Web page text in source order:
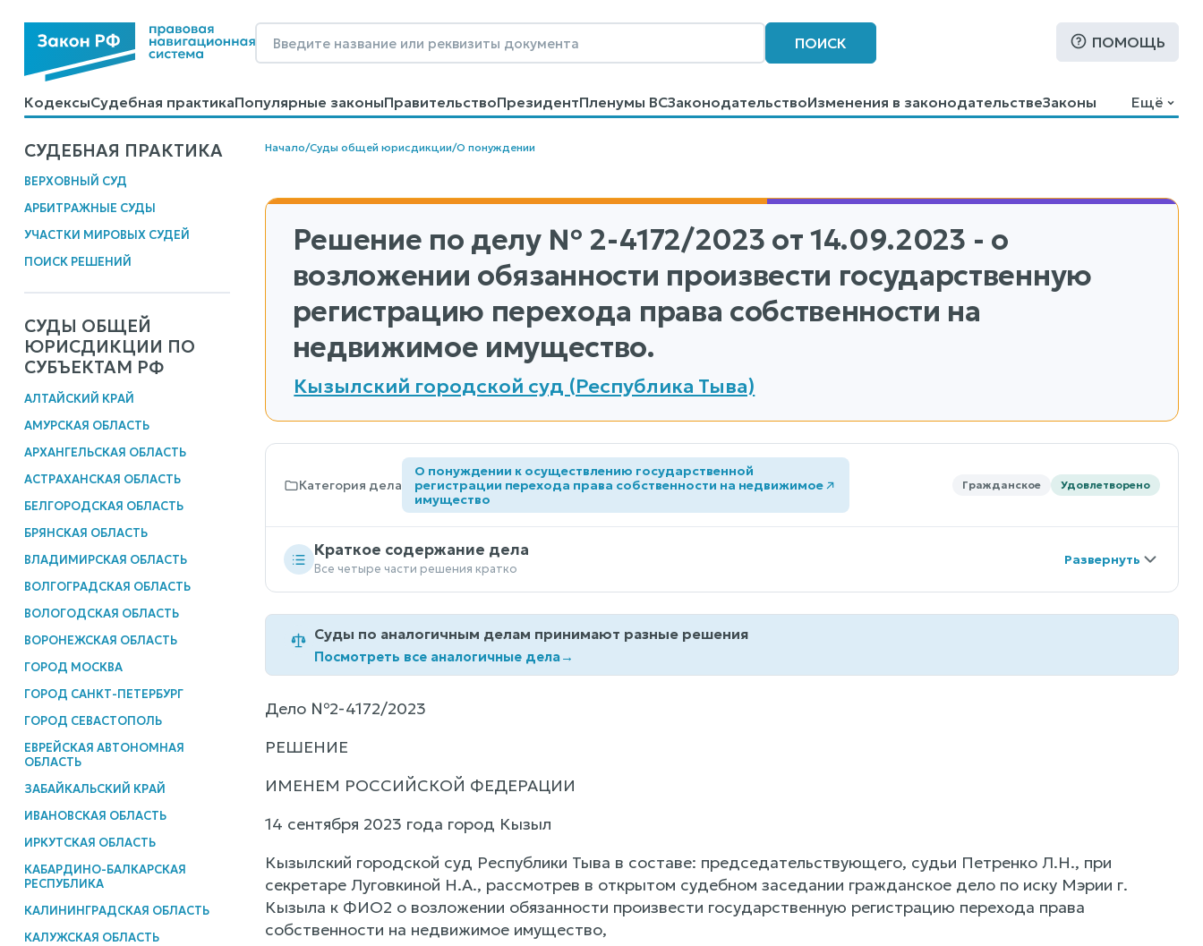
ПОИСК ПОМОЩЬ
КодексыСудебная практикаПопулярные законыПравительствоПрезидентПленумы ВСЗаконодательствоИзменения в законодательствеЗаконы
КалькуляторыСправочные материалыОбразцы договоровКонтактыПомощьПоиск
Ещё
СУДЕБНАЯ ПРАКТИКА
ВЕРХОВНЫЙ СУД
АРБИТРАЖНЫЕ СУДЫ
УЧАСТКИ МИРОВЫХ СУДЕЙ
ПОИСК РЕШЕНИЙ
СУДЫ ОБЩЕЙ
ЮРИСДИКЦИИ ПО
СУБЪЕКТАМ РФ
АЛТАЙСКИЙ КРАЙ
АМУРСКАЯ ОБЛАСТЬ
АРХАНГЕЛЬСКАЯ ОБЛАСТЬ
АСТРАХАНСКАЯ ОБЛАСТЬ
БЕЛГОРОДСКАЯ ОБЛАСТЬ
БРЯНСКАЯ ОБЛАСТЬ
ВЛАДИМИРСКАЯ ОБЛАСТЬ
ВОЛГОГРАДСКАЯ ОБЛАСТЬ
ВОЛОГОДСКАЯ ОБЛАСТЬ
ВОРОНЕЖСКАЯ ОБЛАСТЬ
ГОРОД МОСКВА
ГОРОД САНКТ-ПЕТЕРБУРГ
ГОРОД СЕВАСТОПОЛЬ
ЕВРЕЙСКАЯ АВТОНОМНАЯ
ОБЛАСТЬ
ЗАБАЙКАЛЬСКИЙ КРАЙ
ИВАНОВСКАЯ ОБЛАСТЬ
ИРКУТСКАЯ ОБЛАСТЬ
КАБАРДИНО-БАЛКАРСКАЯ
РЕСПУБЛИКА
КАЛИНИНГРАДСКАЯ ОБЛАСТЬ
КАЛУЖСКАЯ ОБЛАСТЬ
Начало/Суды общей юрисдикции/О понуждении
Решение по делу № 2-4172/2023 от 14.09.2023 - о
возложении обязанности произвести государственную
регистрацию перехода права собственности на
недвижимое имущество.
Кызылский городской суд (Республика Тыва)
Категория дела
О понуждении к осуществлению государственной
регистрации перехода права собственности на недвижимое
имущество
Гражданское Удовлетворено
Краткое содержание дела
Все четыре части решения кратко
Суды по аналогичным делам принимают разные решения
Посмотреть все аналогичные дела→
Дело №2-4172/2023
РЕШЕНИЕ
ИМЕНЕМ РОССИЙСКОЙ ФЕДЕРАЦИИ
14 сентября 2023 года город Кызыл
Кызылский городской суд Республики Тыва в составе: председательствующего, судьи Петренко Л.Н., при
секретаре Луговкиной Н.А., рассмотрев в открытом судебном заседании гражданское дело по иску Мэрии г.
Кызыла к ФИО2 о возложении обязанности произвести государственную регистрацию перехода права
собственности на недвижимое имущество,